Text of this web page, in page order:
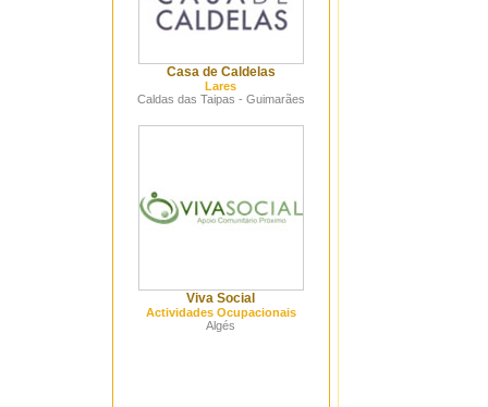
Casa de Caldelas
Lares
Caldas das Taipas - Guimarães
Viva Social
Actividades Ocupacionais
Algés